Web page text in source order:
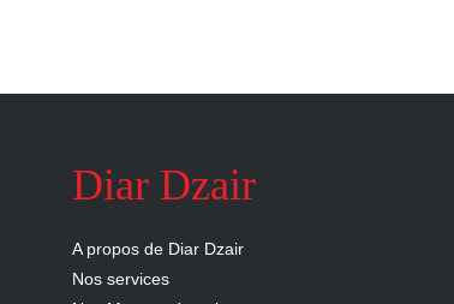
Diar Dzair
A propos de Diar Dzair
Nos services